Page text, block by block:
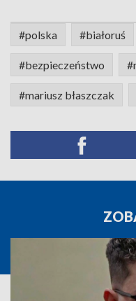
#polska #białoruś
#bezpieczeństwo
#mariusz błaszczak